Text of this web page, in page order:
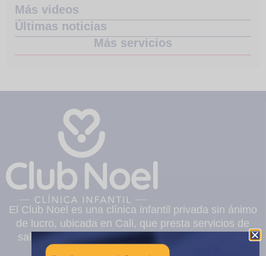
Más videos
Últimas noticias
Más servicios
El Club Noel es una clínica infantil privada sin ánimo
de lucro, ubicada en Cali, que presta servicios de
salud pediátricos de mediana y alta complejidad.